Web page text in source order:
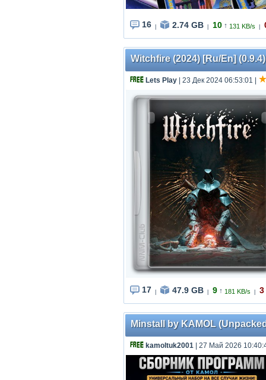
16 2.74 GB 10 ↑ 131 KB/s
Witchfire (2024) [Ru/En]
Lets Play | 23 Дек 2024 06:53:01
17 47.9 GB 9 ↑ 181 KB/s 3
Minstall by KAMOL
kamoltuk2001 | 27 Май 2026